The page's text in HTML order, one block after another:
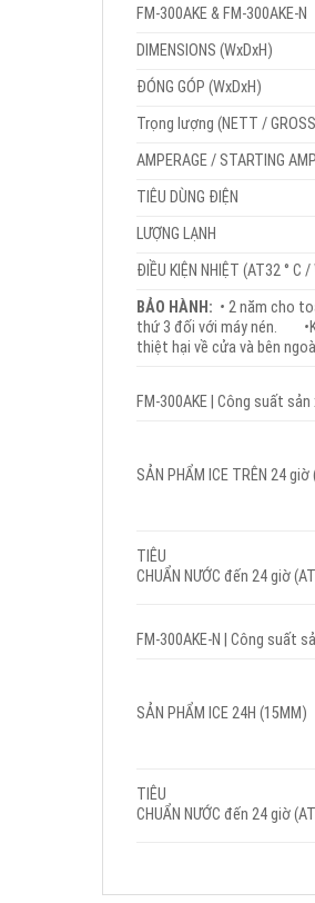
FM-300AKE & FM-300AKE-N
DIMENSIONS (WxDxH)
ĐÓNG GÓP (WxDxH)
Trọng lượng (NETT /
AMPERAGE / STARTING
TIÊU DÙNG ĐIỆN
LƯỢNG LẠNH
ĐIỀU KIỆN NHIỆT (AT32 ° C
BẢO HÀNH: • 2 năm cho
thứ 3 đối với máy nén. •
thiệt hại về cửa và bên
FM-300AKE | Công suất
SẢN PHẨM ICE TRÊN 24
TIÊU
CHUẨN NƯỚC đến 24 giờ
FM-300AKE-N | Công suất
SẢN PHẨM ICE 24H (15MM)
TIÊU
CHUẨN NƯỚC đến 24 giờ